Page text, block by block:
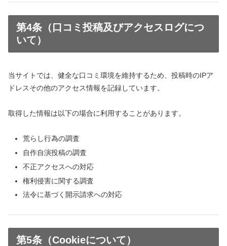
第4条（口コミ投稿及びアクセスログにつ
いて）
当サイトでは、健全な口コミ環境を維持するため、投稿時のIPア
ドレスその他のアクセス情報を記録しています。
取得した情報は以下の場合に利用することがあります。
荒らし行為の調査
自作自演投稿の調査
不正アクセスへの対応
権利侵害に関する調査
法令に基づく開示請求への対応
第5条（Cookieについて）